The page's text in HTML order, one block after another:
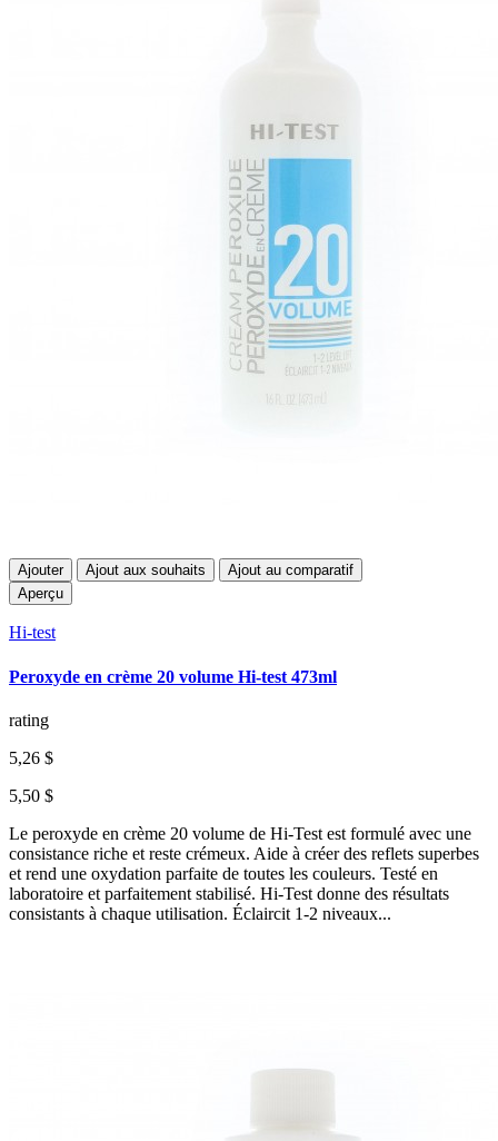
Ajouter Ajout aux souhaits
Ajout au comparatif
Aperçu
Hi-test
Peroxyde en crème 20 volume Hi-test 473ml
rating
5,26 $
5,50 $
Le peroxyde en crème 20 volume de Hi-Test est formulé avec une
consistance riche et reste crémeux. Aide à créer des reflets superbes
et rend une oxydation parfaite de toutes les couleurs. Testé en
laboratoire et parfaitement stabilisé. Hi-Test donne des résultats
consistants à chaque utilisation. Éclaircit 1-2 niveaux...